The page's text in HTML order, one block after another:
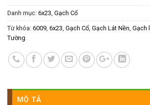
Danh mục: 6x23, Gạch Cổ
Từ khóa: 6009, 6x23, Gạch Cổ, Gạch Lát Nền, Gạch
Tường
MÔ TẢ